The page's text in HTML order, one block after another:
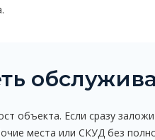
объекта. Если сразу
места или СКУД без